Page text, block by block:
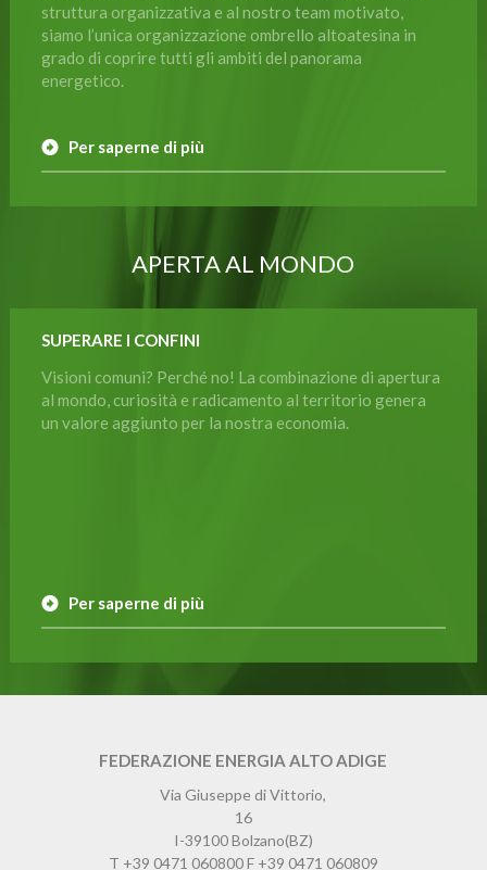
struttura organizzativa e al nostro team motivato,
siamo l’unica organizzazione ombrello altoatesina in
grado di coprire tutti gli ambiti del panorama
energetico.
Per saperne di più
APERTA AL MONDO
SUPERARE I CONFINI
Visioni comuni? Perché no! La combinazione di apertura
al mondo, curiosità e radicamento al territorio genera
un valore aggiunto per la nostra economia.
Per saperne di più
FEDERAZIONE ENERGIA ALTO ADIGE
Via Giuseppe di Vittorio,
16
I-39100Bolzano(BZ)
T +39 0471 060800F +39 0471 060809